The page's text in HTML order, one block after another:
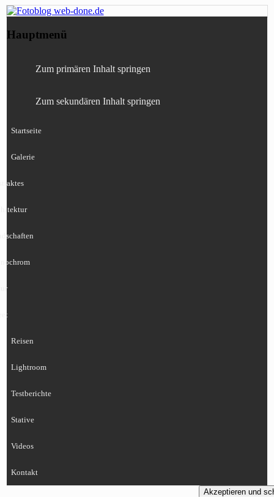
Fotoblog web-done.de
Canon, Nikon, Sony
Hauptmenü
Zum primären Inhalt springen
Zum sekundären Inhalt springen
Startseite
Galerie
Reisen
Lightroom
Testberichte
Stative
Videos
Kontakt